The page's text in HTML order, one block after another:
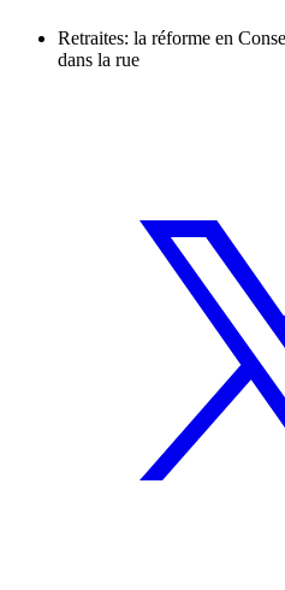
Retraites: la réforme en
dans la rue